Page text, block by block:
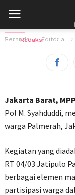
Beranda Editorial
Kombes Pol
Palmerah
Oleh Redaksi 6 Juni
Jakarta Barat,
Pol M. Syahduddi,
warga Palmerah,
Kegiatan yang
RT 04/03 Jatipulo
berbagai elemen
partisipasi warga